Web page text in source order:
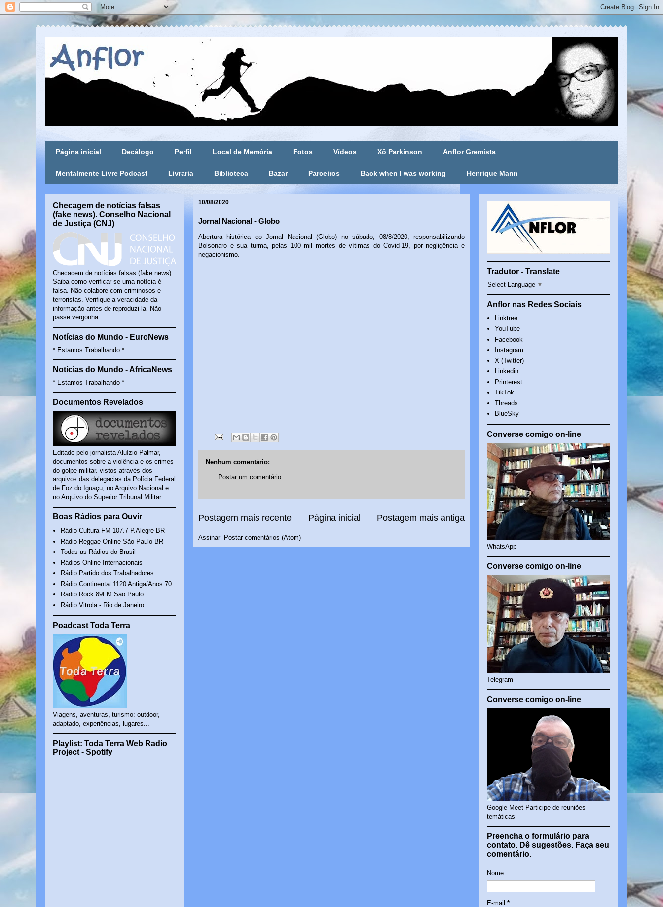
Página inicial Decálogo Perfil Local de Memória Fotos Vídeos Xô Parkinson Anflor Gremista
Mentalmente Livre Podcast Livraria Biblioteca Bazar Parceiros Back when I was working Henrique Mann
10/08/2020
Jornal Nacional - Globo
Abertura histórica do Jornal Nacional (Globo) no sábado, 08/8/2020, responsabilizando
Bolsonaro e sua turma, pelas 100 mil mortes de vítimas do Covid-19, por negligência e
negacionismo.
Nenhum comentário:
Postar um comentário
Postagem mais recente Postagem mais antiga
Página inicial
Assinar: Postar comentários (Atom)
Checagem de notícias falsas
(fake news). Conselho Nacional
de Justiça (CNJ)
Checagem de notícias falsas (fake news).
Saiba como verificar se uma notícia é
falsa. Não colabore com criminosos e
terroristas. Verifique a veracidade da
informação antes de reproduzi-la. Não
passe vergonha.
Notícias do Mundo - EuroNews
* Estamos Trabalhando *
Notícias do Mundo - AfricaNews
* Estamos Trabalhando *
Documentos Revelados
Editado pelo jornalista Aluízio Palmar,
documentos sobre a violência e os crimes
do golpe militar, vistos através dos
arquivos das delegacias da Polícia Federal
de Foz do Iguaçu, no Arquivo Nacional e
no Arquivo do Superior Tribunal Militar.
Boas Rádios para Ouvir
Rádio Cultura FM 107.7 P.Alegre BR
Rádio Reggae Online São Paulo BR
Todas as Rádios do Brasil
Rádios Online Internacionais
Rádio Partido dos Trabalhadores
Rádio Continental 1120 Antiga/Anos 70
Rádio Rock 89FM São Paulo
Rádio Vitrola - Rio de Janeiro
Poadcast Toda Terra
Viagens, aventuras, turismo: outdoor,
adaptado, experiências, lugares...
Playlist: Toda Terra Web Radio
Project - Spotify
Tradutor - Translate
Select Language ▼
Anflor nas Redes Sociais
Linktree
YouTube
Facebook
Instagram
X (Twitter)
Linkedin
Printerest
TikTok
Threads
BlueSky
Converse comigo on-line
WhatsApp
Converse comigo on-line
Telegram
Converse comigo on-line
Google Meet Participe de reuniões
temáticas.
Preencha o formulário para
contato. Dê sugestões. Faça seu
comentário.
Nome
E-mail *